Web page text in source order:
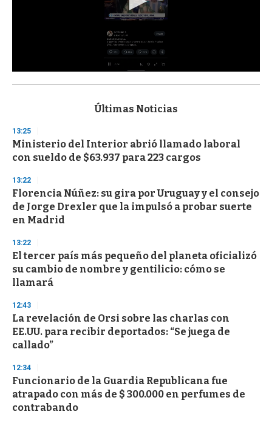
s
d
s
o
f
3
s
e
c
o
d
s
Últimas Noticias
13:25
Ministerio del Interior abrió llamado laboral
con sueldo de $63.937 para 223 cargos
13:22
Florencia Núñez: su gira por Uruguay y el consejo
de Jorge Drexler que la impulsó a probar suerte
en Madrid
13:22
El tercer país más pequeño del planeta oficializó
su cambio de nombre y gentilicio: cómo se
llamará
12:43
La revelación de Orsi sobre las charlas con
EE.UU. para recibir deportados: “Se juega de
callado”
12:34
Funcionario de la Guardia Republicana fue
atrapado con más de $ 300.000 en perfumes de
contrabando